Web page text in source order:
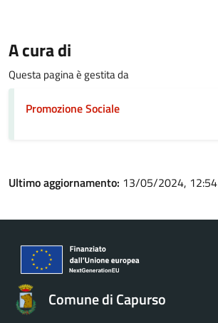
A cura di
Questa pagina è gestita da
Promozione Sociale
Ultimo aggiornamento: 13/05/2024, 12:54
Comune di Capurso